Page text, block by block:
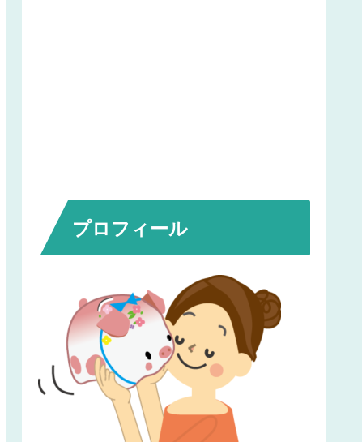
プロフィール